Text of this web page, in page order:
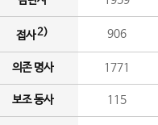
접사2) 906
의존 명사 1771
보조 동사 115